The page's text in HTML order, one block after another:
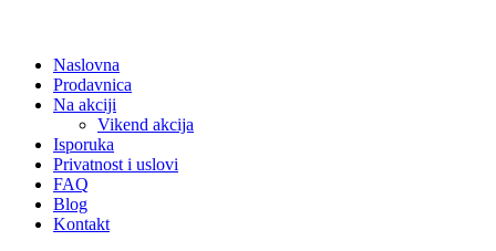
Naslovna
Prodavnica
Na akciji
Vikend akcija
Isporuka
Privatnost i uslovi
FAQ
Blog
Kontakt